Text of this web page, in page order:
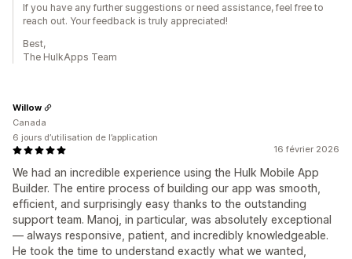
If you have any further suggestions or need assistance, feel free to
reach out. Your feedback is truly appreciated!
Best,
The HulkApps Team
16 février 2026
We had an incredible experience using the Hulk Mobile App
Builder. The entire process of building our app was smooth,
efficient, and surprisingly easy thanks to the outstanding
support team. Manoj, in particular, was absolutely exceptional
— always responsive, patient, and incredibly knowledgeable.
He took the time to understand exactly what we wanted,
Willow
Canada
6 jours d’utilisation de l’application